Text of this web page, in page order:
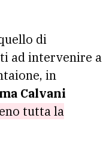
di
ad intervenire a
in
ma Calvani
tutta la